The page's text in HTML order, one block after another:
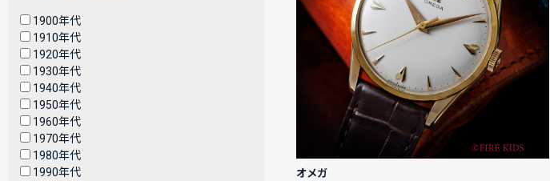
1900年代
1910年代
1920年代
1930年代
1940年代
1950年代
1960年代
1970年代
1980年代
1990年代
オメガ